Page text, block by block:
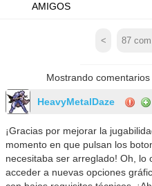
AMIGOS
< 87 com.
Mostrando
HeavyMetalDaze
¡Gracias por mejorar la
momento en que pulsan los
necesitaba ser arreglado! Oh, lo
acceder a nuevas opciones